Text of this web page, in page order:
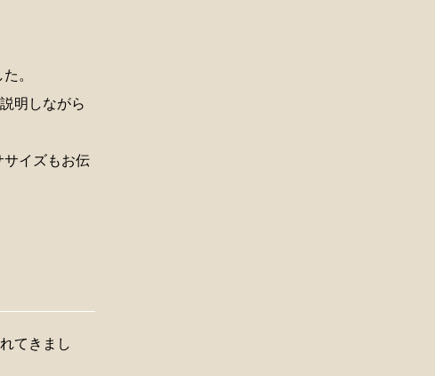
。
明しながら
サイズもお伝
てきまし